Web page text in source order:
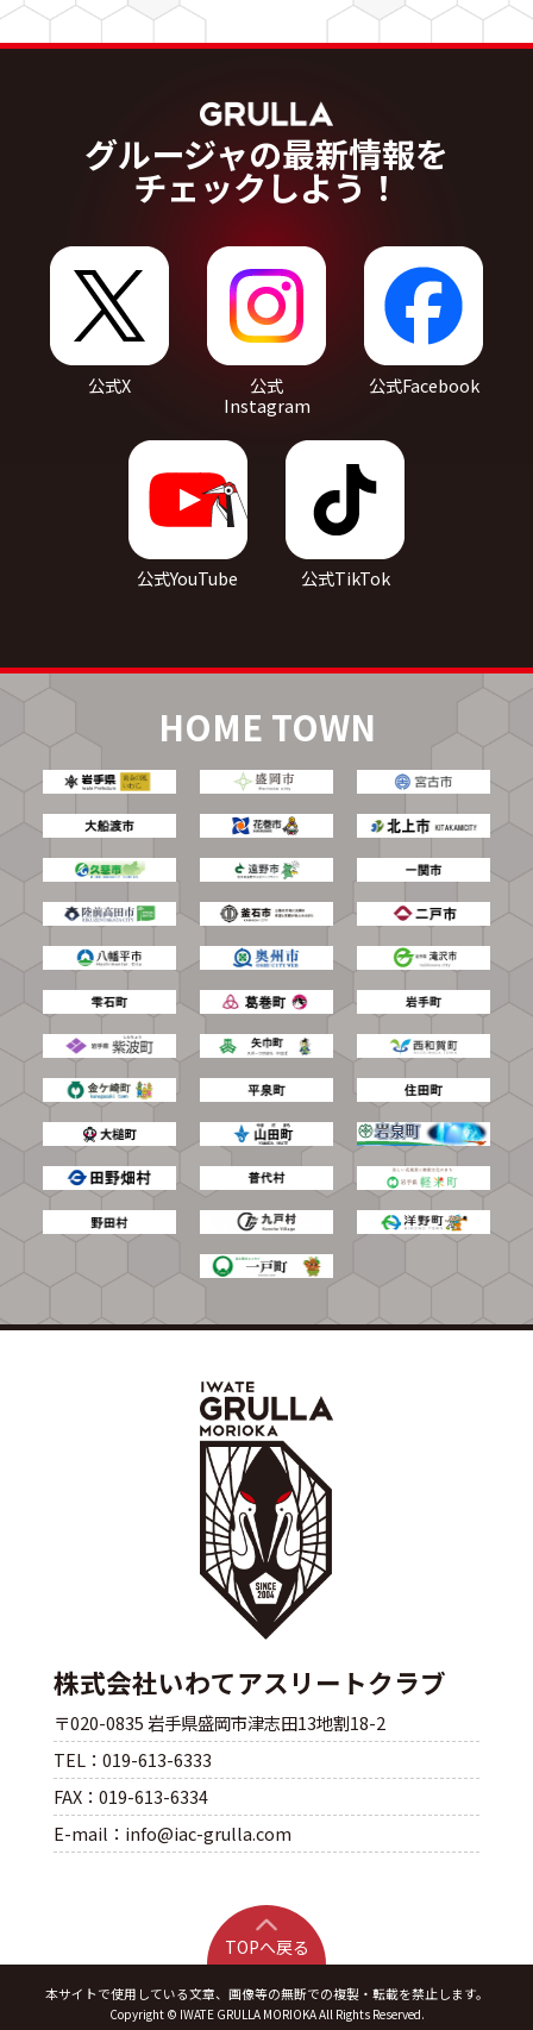
グルージャの最新情報を
チェックしよう！
公式X
公式
Instagram
公式Facebook
公式YouTube 公式TikTok
HOME TOWN
株式会社いわてアスリートクラブ
〒020-0835 岩手県盛岡市津志田13地割18-2
TEL：019-613-6333
FAX：019-613-6334
E-mail：info@iac-grulla.com
TOPへ戻る
本サイトで使用している文章、画像等の無断での複製・転載を禁止します。
Copyright © IWATE GRULLA MORIOKA All Rights Reserved.